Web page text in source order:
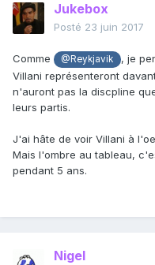
Jukebox
Posté 23 juin 2017
Comme @Reykjavik
, je
Villani représenteront
n'auront pas la discpline
leurs partis.
J'ai hâte de voir Villani à
Mais l'ombre au tableau,
pendant 5 ans.
Nigel